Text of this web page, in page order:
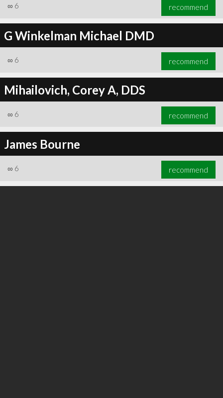
∞ 6 recommend
G Winkelman Michael DMD
∞ 6 recommend
Mihailovich, Corey A, DDS
∞ 6 recommend
James Bourne
∞ 6 recommend